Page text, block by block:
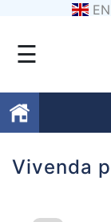
EN
☰
Favoritos
Vivenda